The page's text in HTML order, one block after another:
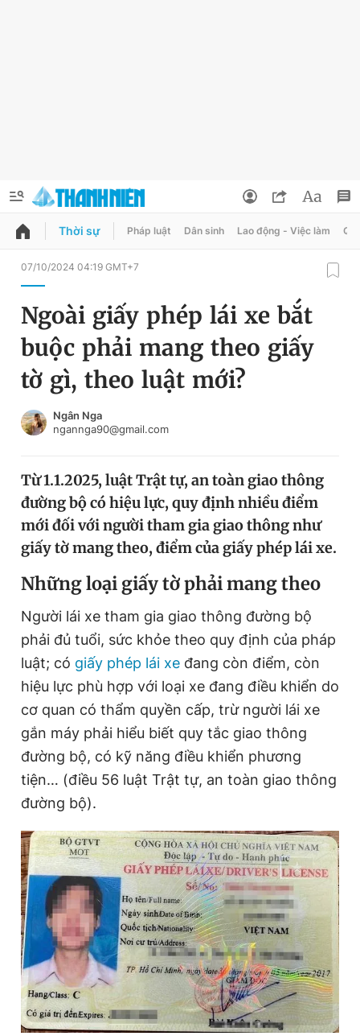
QUẢNG CÁO
Chuyên mục
Chuyên mục khác
Chào ngày mới
Video Magazine
Sản phẩm khác
Tiện ích Bạn cần biết
Thông tin tòa soạn Liên hệ quảng cáo
Đọc Thanh Niên trên điện thoại
Theo dõi báo trên
Hotline
0906 645 777
Liên hệ quảng cáo
0908 780 404
Đặt báo Quảng cáo Tòa soạn Chính sách bảo
Tổng biên tập: Nguyễn Ngọc Toàn
Phó tổng biên tập thường trực: Hải Thành
Đổi mật khẩu
Tin đã lưu
Tin đã xem
Đăng xuất
Thời sự Pháp luật Dân sinh Lao động - Việc làm
07/10/2024 04:19 GMT+7
Ngoài giấy phép lái xe bắt
buộc phải mang theo giấy
tờ gì, theo luật mới?
Ngân Nga
ngannga90@gmail.com
Từ 1.1.2025, luật Trật tự, an toàn giao thông
đường bộ có hiệu lực, quy định nhiều điểm
mới đối với người tham gia giao thông như
giấy tờ mang theo, điểm của giấy phép lái xe.
Những loại giấy tờ phải mang theo
Người lái xe tham gia giao thông đường bộ
phải đủ tuổi, sức khỏe theo quy định của pháp
luật; có giấy phép lái xe đang còn điểm, còn
hiệu lực phù hợp với loại xe đang điều khiển do
cơ quan có thẩm quyền cấp, trừ người lái xe
gắn máy phải hiểu biết quy tắc giao thông
đường bộ, có kỹ năng điều khiển phương
tiện… (điều 56 luật Trật tự, an toàn giao thông
đường bộ).